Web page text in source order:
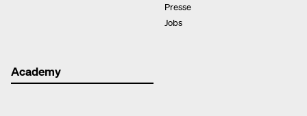
Presse
Jobs
Academy